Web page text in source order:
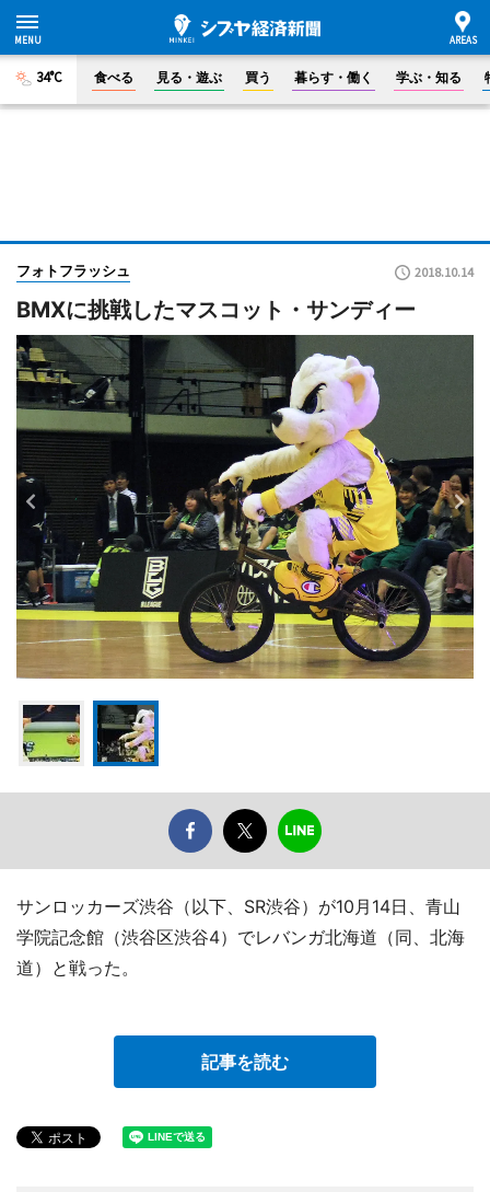
34°C 食べる 見る・遊ぶ 買う 暮らす・働く 学ぶ・知る
フォトフラッシュ 2018.10.14
BMXに挑戦したマスコット・サンディー
サンロッカーズ渋谷（以下、SR渋谷）が10月14日、青山
学院記念館（渋谷区渋谷4）でレバンガ北海道（同、北海
道）と戦った。
記事を読む